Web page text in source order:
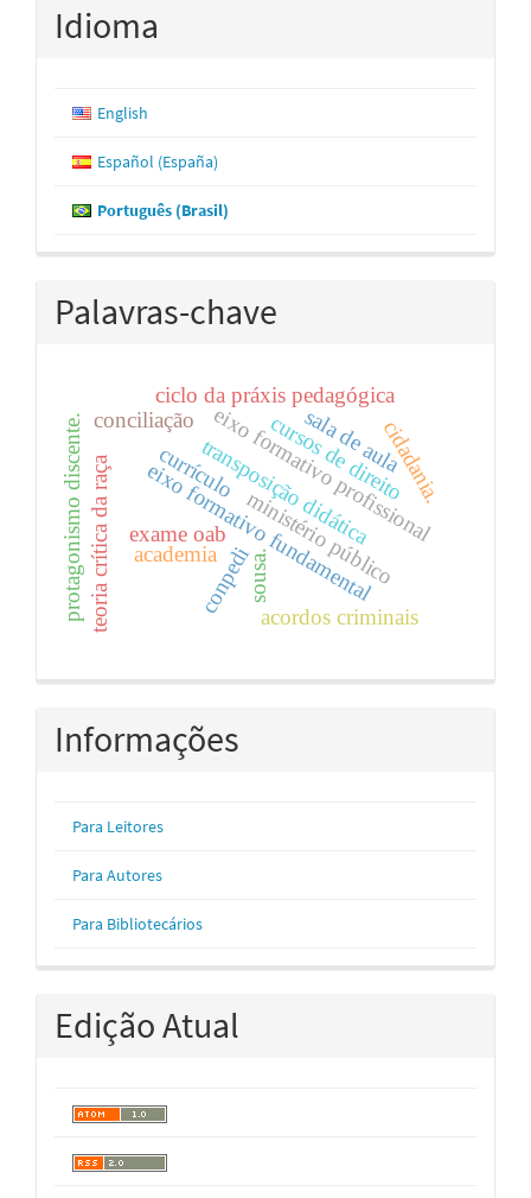
Idioma
English
Español (España)
Português (Brasil)
Palavras-chave
academia
eixo formativo profissional
transposição didática
ciclo da práxis pedagógica
exame oab
eixo formativo fundamental
sousa.
cursos de direito
currículo cidadania.
ministério público
acordos criminais
teoria crítica da raça
protagonismo discente. sala de aula
conciliação
conpedi
Informações
Para Leitores
Para Autores
Para Bibliotecários
Edição Atual